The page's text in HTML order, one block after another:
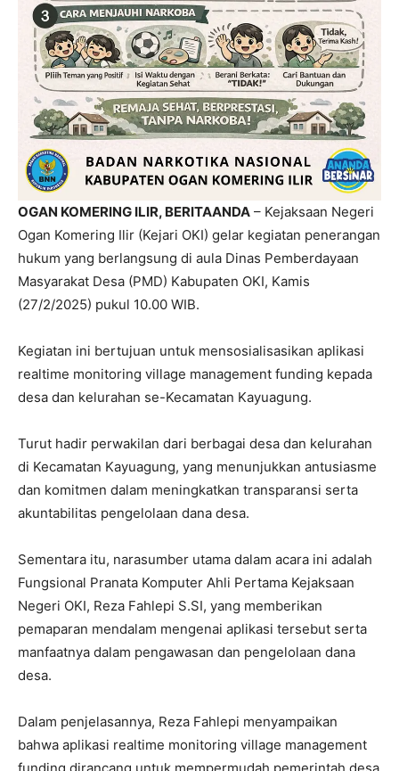
OGAN KOMERING ILIR, BERITAANDA – Kejaksaan Negeri
Ogan Komering Ilir (Kejari OKI) gelar kegiatan penerangan
hukum yang berlangsung di aula Dinas Pemberdayaan
Masyarakat Desa (PMD) Kabupaten OKI, Kamis
(27/2/2025) pukul 10.00 WIB.
Kegiatan ini bertujuan untuk mensosialisasikan aplikasi
realtime monitoring village management funding kepada
desa dan kelurahan se-Kecamatan Kayuagung.
Turut hadir perwakilan dari berbagai desa dan kelurahan
di Kecamatan Kayuagung, yang menunjukkan antusiasme
dan komitmen dalam meningkatkan transparansi serta
akuntabilitas pengelolaan dana desa.
Sementara itu, narasumber utama dalam acara ini adalah
Fungsional Pranata Komputer Ahli Pertama Kejaksaan
Negeri OKI, Reza Fahlepi S.SI, yang memberikan
pemaparan mendalam mengenai aplikasi tersebut serta
manfaatnya dalam pengawasan dan pengelolaan dana
desa.
Dalam penjelasannya, Reza Fahlepi menyampaikan
bahwa aplikasi realtime monitoring village management